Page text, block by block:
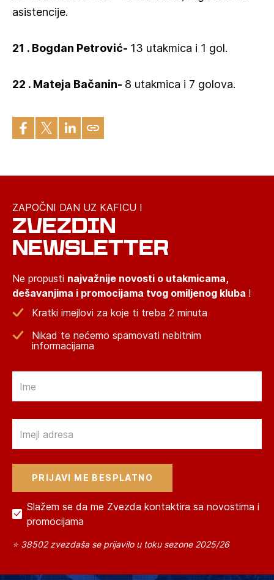
asistencije.
21 . Bogdan Petrović- 13 utakmica i 1 gol.
22 . Mateja Bačanin- 8 utakmica i 7 golova.
ZAPOČNI DAN UZ KAFICU I
ZVEZDIN
NEWSLETTER
Ne propusti najvažnije novosti o utakmicama,
dešavanjima i promocijama tvog omiljenog kluba !
Kratki imejlovi za koje ti treba 2 minuta
Nikad te nećemo spamovati nebitnim
informacijama
Slažem se da me Zvezda kontaktira sa novostima i
promocijama
⭐ 38502 zvezdaša se prijavilo u toku sezone 2025/26